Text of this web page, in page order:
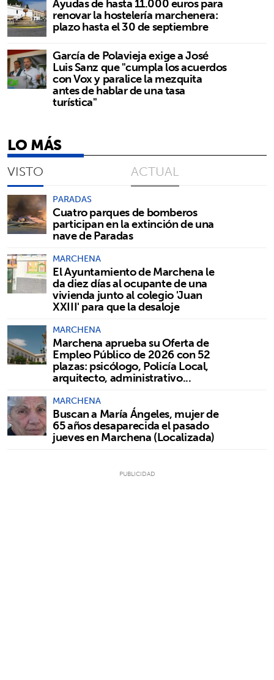
renovar la hostelería marchenera:
plazo hasta el 30 de septiembre
García de Polavieja exige a José
Luis Sanz que "cumpla los acuerdos
con Vox y paralice la mezquita
antes de hablar de una tasa
turística"
LO MÁS
VISTO ACTUAL
PARADAS
Cuatro parques de bomberos
participan en la extinción de una
nave de Paradas
MARCHENA
El Ayuntamiento de Marchena le
da diez días al ocupante de una
vivienda junto al colegio 'Juan
XXIII' para que la desaloje
MARCHENA
Marchena aprueba su Oferta de
Empleo Público de 2026 con 52
plazas: psicólogo, Policía Local,
arquitecto, administrativo...
MARCHENA
Buscan a María Ángeles, mujer de
65 años desaparecida el pasado
jueves en Marchena (Localizada)